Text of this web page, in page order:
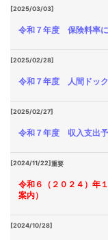
[2025/03/03]
令和７年度 保険料率
[2025/02/28]
令和７年度 人間ドッ
[2025/02/27]
令和７年度 収入支出
[2024/11/22]重要
令和６（２０２４）年
案内）
[2024/10/28]